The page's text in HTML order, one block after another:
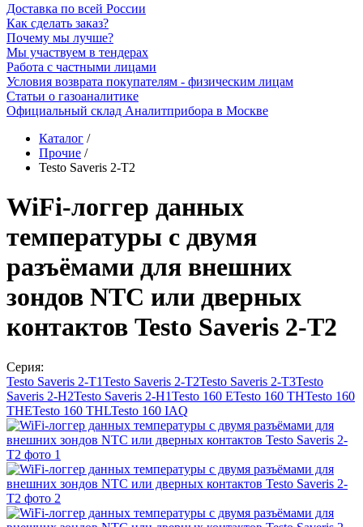
Доставка по всей России
Как сделать заказ?
Почему мы лучше?
Мы участвуем в тендерах
Работа с частными лицами
Условия возврата покупателям - физическим лицам
Статьи о газоаналитике
Официальный склад Аналитприбора в Москве
Каталог /
Прочие /
Testo Saveris 2-T2
WiFi-логгер данных
температуры c двумя
разъёмами для внешних
зондов NTC или дверных
контактов Testo Saveris 2-T2
Серия:
Testo Saveris 2-T1Testo Saveris 2-T2Testo Saveris 2-T3Testo
Saveris 2-H2Testo Saveris 2-H1Testo 160 ETesto 160 THTesto 160
THETesto 160 THLTesto 160 IAQ